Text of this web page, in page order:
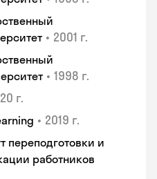
• 2001 г.
• 1998 г.
г.
• 2019 г.
переподготовки и
работников